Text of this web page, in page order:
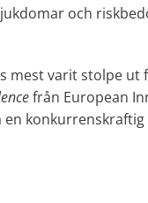
och
mest varit stolpe ut
från European
en